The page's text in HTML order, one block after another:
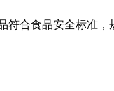
合食品安全标准